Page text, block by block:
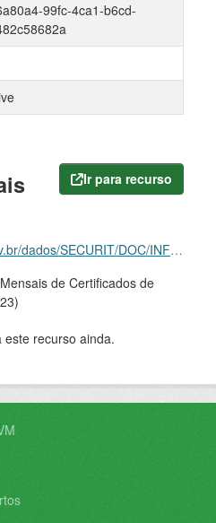
Ir para recurso
INF_MENSAL_CRI/DADOS/inf_mensal_cri_2023.zip
de Certificados de
este recurso ainda.
99fc-4ca1-b6cd-